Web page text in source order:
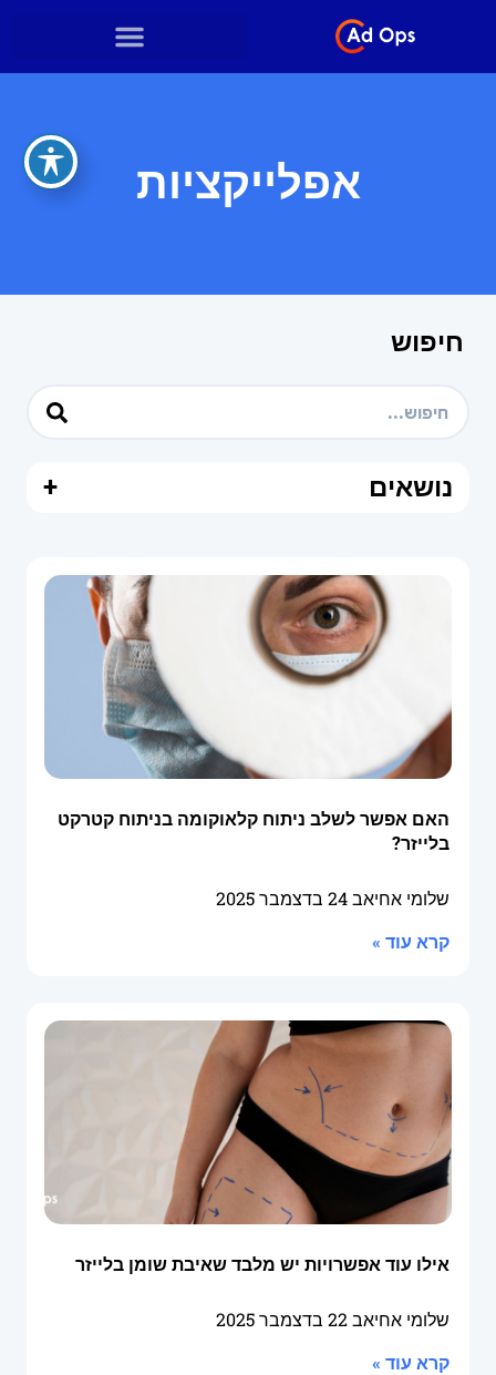
אפלייקציות
חיפוש
נושאים +
האם אפשר לשלב ניתוח קלאוקומה בניתוח קטרקט
בלייזר?
שלומי אחיאב24 בדצמבר 2025
קרא עוד »
אילו עוד אפשרויות יש מלבד שאיבת שומן בלייזר
שלומי אחיאב22 בדצמבר 2025
קרא עוד »